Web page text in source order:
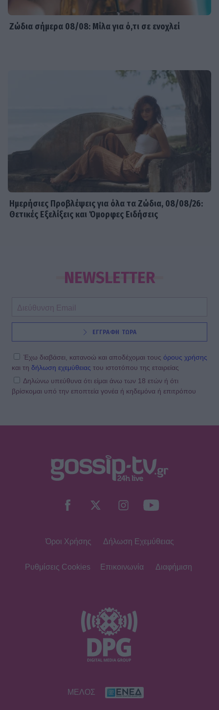
Ζώδια σήμερα 08/08: Μίλα για ό,τι σε ενοχλεί
Ημερήσιες Προβλέψεις για όλα τα Ζώδια, 08/08/26:
Θετικές Εξελίξεις και Όμορφες Ειδήσεις
NEWSLETTER
ΕΓΓΡΑΦΗ ΤΩΡΑ
Έχω διαβάσει, κατανοώ και αποδέχομαι τους όρους χρήσης
και τη δήλωση εχεμύθειας του ιστοτόπου της εταιρείας
Δηλώνω υπεύθυνα ότι είμαι άνω των 18 ετών ή ότι
βρίσκομαι υπό την εποπτεία γονέα ή κηδεμόνα ή επιτρόπου
Όροι Χρήσης Δήλωση Εχεμύθειας
Ρυθμίσεις Cookies Επικοινωνία Διαφήμιση
ΜΕΛΟΣ